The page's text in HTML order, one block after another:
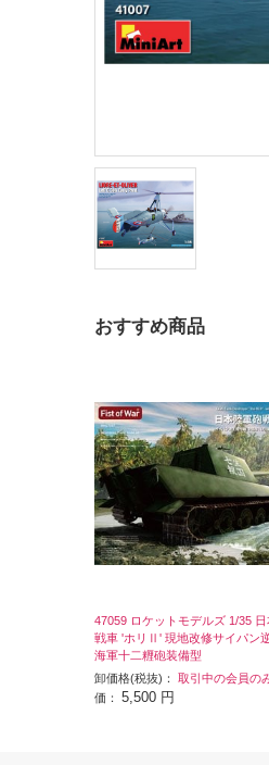
おすすめ商品
47059 ロケットモデルズ 1/35 日
戦車 'ホリⅡ' 現地改修サイパン
海軍十二糎砲装備型
卸価格(税抜)： 取引中の会員の
価： 5,500 円